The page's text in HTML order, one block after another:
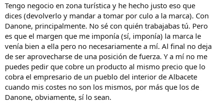
Tengo negocio en zona turística y he hecho justo eso que
dices (devolverlo y mandar a tomar por culo a la marca). Con
Danone, principalmente. No sé con quién trabajabas tú. Pero
es que el margen que me imponía (sí, imponía) la marca le
venía bien a ella pero no necesariamente a mí. Al final no deja
de ser aprovecharse de una posición de fuerza. Y a mí no me
puedes pedir que cobre un producto al mismo precio que lo
cobra el empresario de un pueblo del interior de Albacete
cuando mis costes no son los mismos, por más que los de
Danone, obviamente, sí lo sean.